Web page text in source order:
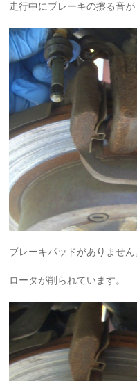
走行中にブレーキの擦る音が
ブレーキパッドがありません
ロータが削られています。